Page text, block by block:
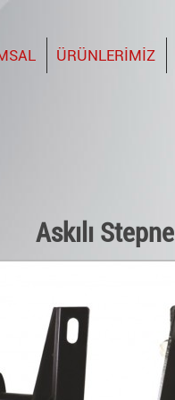
ÜRÜNLERİMİZ
Askılı Stepne